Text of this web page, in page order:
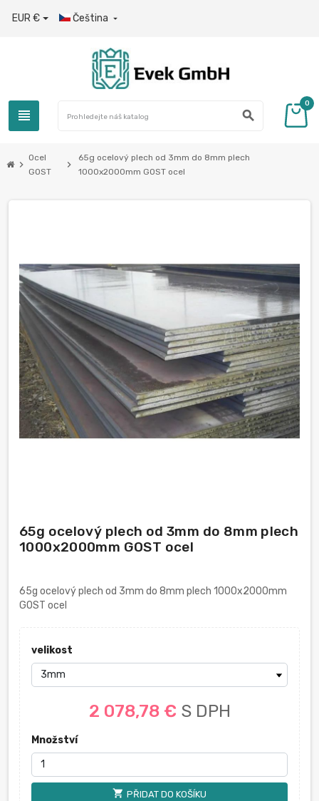
EUR € Čeština 
view_headline search
0
chevron_right
Ocel
GOST
chevron_right
65g ocelový plech od 3mm do 8mm plech
1000x2000mm GOST ocel
65g ocelový plech od 3mm do 8mm plech
1000x2000mm GOST ocel
65g ocelový plech od 3mm do 8mm plech 1000x2000mm
GOST ocel
velikost
2 078,78 € S DPH
Množství
shopping_cart PŘIDAT DO KOŠÍKU